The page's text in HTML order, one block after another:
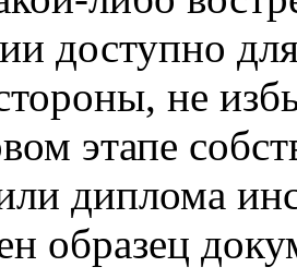
доступно
не
этапе
диплома
образец